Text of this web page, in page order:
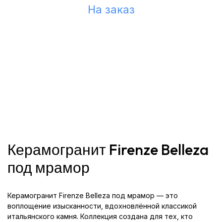
На заказ
Керамогранит Firenze Belleza
под мрамор
Керамогранит Firenze Belleza под мрамор — это
воплощение изысканности, вдохновлённой классикой
итальянского камня. Коллекция создана для тех, кто